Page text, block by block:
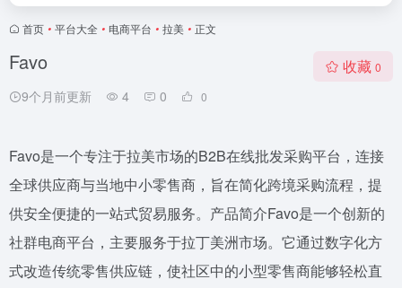
首页 • 平台大全 • 电商平台 • 拉美 • 正文
Favo
9个月前更新 4 0 0
收藏 0
Favo是一个专注于拉美市场的B2B在线批发采购平台，连接
全球供应商与当地中小零售商，旨在简化跨境采购流程，提
供安全便捷的一站式贸易服务。产品简介Favo是一个创新的
社群电商平台，主要服务于拉丁美洲市场。它通过数字化方
式改造传统零售供应链，使社区中的小型零售商能够轻松直